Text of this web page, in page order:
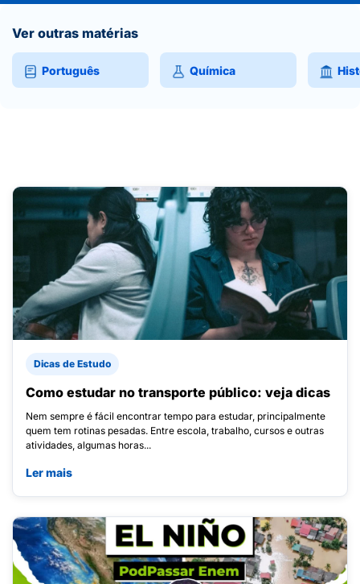
Ver outras matérias
Português Química
Dicas de Estudo
Como estudar no transporte público: veja dicas
Nem sempre é fácil encontrar tempo para estudar, principalmente
quem tem rotinas pesadas. Entre escola, trabalho, cursos e outras
atividades, algumas horas...
Ler mais